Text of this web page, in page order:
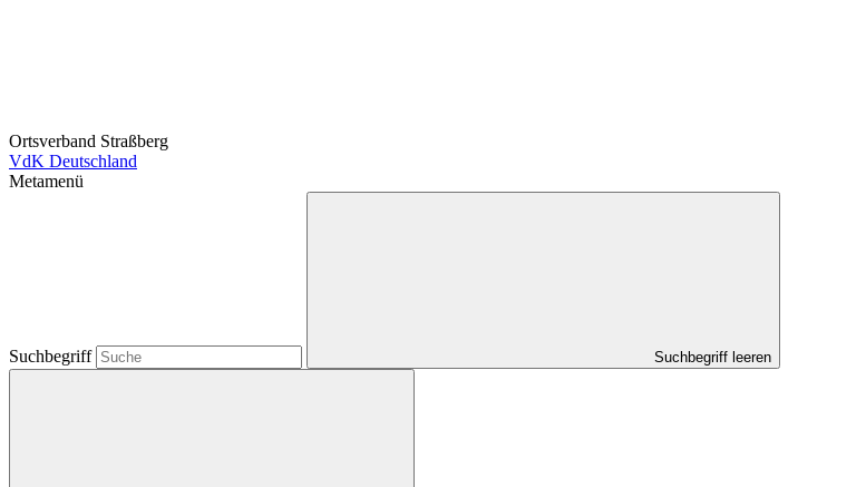
Ortsverband Straßberg
VdK Deutschland
Metamenü
Suchbegriff Suchbegriff leeren